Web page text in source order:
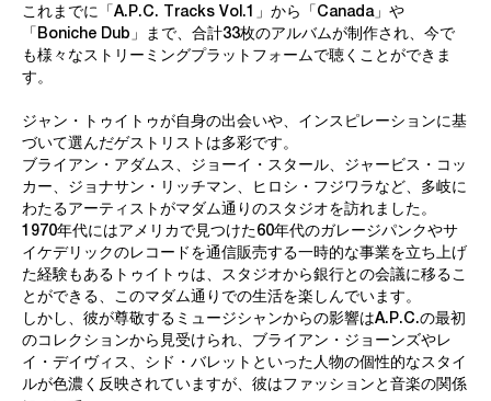
これまでに「A.P.C. Tracks Vol.1」から「Canada」や
「Boniche Dub」まで、合計33枚のアルバムが制作され、今で
も様々なストリーミングプラットフォームで聴くことができま
す。
ジャン・トゥイトゥが自身の出会いや、インスピレーションに基
づいて選んだゲストリストは多彩です。
ブライアン・アダムス、ジョーイ・スタール、ジャービス・コッ
カー、ジョナサン・リッチマン、ヒロシ・フジワラなど、多岐に
わたるアーティストがマダム通りのスタジオを訪れました。
1970年代にはアメリカで見つけた60年代のガレージパンクやサ
イケデリックのレコードを通信販売する一時的な事業を立ち上げ
た経験もあるトゥイトゥは、スタジオから銀行との会議に移るこ
とができる、このマダム通りでの生活を楽しんでいます。
しかし、彼が尊敬するミュージシャンからの影響はA.P.C.の最初
のコレクションから見受けられ、ブライアン・ジョーンズやレ
イ・デイヴィス、シド・バレットといった人物の個性的なスタイ
ルが色濃く反映されていますが、彼はファッションと音楽の関係